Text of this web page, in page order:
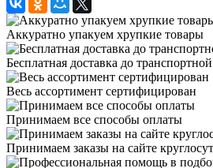
Аккуратно упакуем хрупкие товары
Бесплатная доставка до
Весь ассортимент сертифицирован
Принимаем все способы оплаты
Принимаем заказы на сайте